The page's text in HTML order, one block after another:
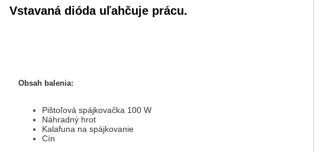
Vstavaná dióda uľahčuje prácu.
Obsah balenia:
Pištoľová spájkovačka 100 W
Náhradný hrot
Kalafuna na spájkovanie
Cín